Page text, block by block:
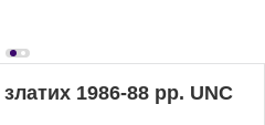
1986-88 рр. UNC